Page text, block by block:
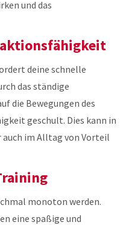
und das
deine schnelle
das ständige
die Bewegungen des
geschult. Dies kann in
im Alltag von Vorteil
monoton werden.
eine spaßige und